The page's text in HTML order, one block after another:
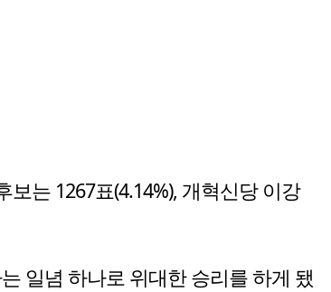
는 1267표(4.14%), 개혁신당 이강
일념 하나로 위대한 승리를 하게 됐